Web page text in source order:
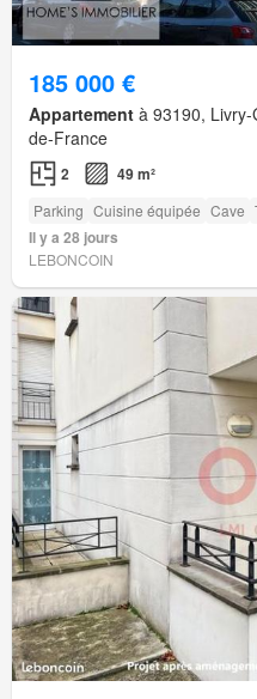
185 000 €
Appartement à 93190,
de-France
2 49 m²
Parking Cuisine équipée Cave
Il y a 28 jours
LEBONCOIN